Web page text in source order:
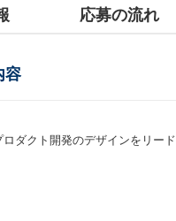
応募の流れ
容
ダクト開発のデザインをリード